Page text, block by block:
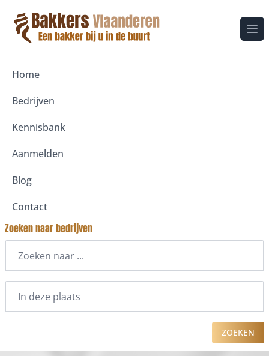
Home
Bedrijven
Kennisbank
Aanmelden
Blog
Contact
Zoeken naar bedrijven
ZOEKEN